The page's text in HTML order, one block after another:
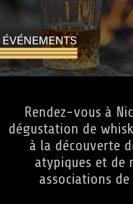
Rendez-vous à
dégustation de
à la découverte
atypiques et de
associations de